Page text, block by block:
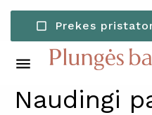
check_box_outline_blank Prekes
Naudingi